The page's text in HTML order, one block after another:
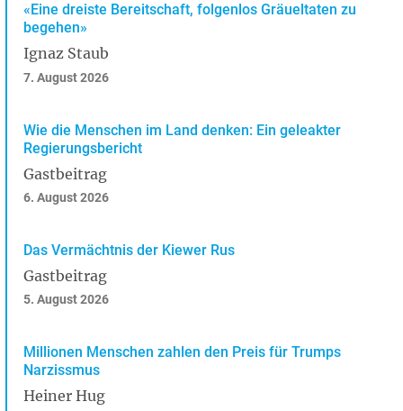
«Eine dreiste Bereitschaft, folgenlos Gräueltaten zu
begehen»
Ignaz Staub
7. August 2026
Wie die Menschen im Land denken: Ein geleakter
Regierungsbericht
Gastbeitrag
6. August 2026
Das Vermächtnis der Kiewer Rus
Gastbeitrag
5. August 2026
Millionen Menschen zahlen den Preis für Trumps
Narzissmus
Heiner Hug